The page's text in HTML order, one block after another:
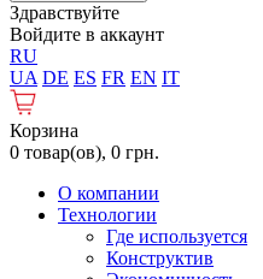
Здравствуйте
Войдите в аккаунт
RU
UA DE ES FR EN IT
Корзина
0 товар(ов), 0 грн.
О компании
Технологии
Где используется
Конструктив